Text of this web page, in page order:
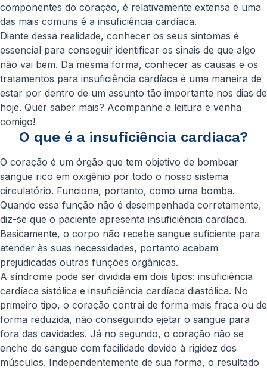
componentes do coração, é relativamente extensa e uma
das mais comuns é a insuficiência cardíaca.
Diante dessa realidade, conhecer os seus sintomas é
essencial para conseguir identificar os sinais de que algo
não vai bem. Da mesma forma, conhecer as causas e os
tratamentos para insuficiência cardíaca é uma maneira de
estar por dentro de um assunto tão importante nos dias de
hoje. Quer saber mais? Acompanhe a leitura e venha
comigo!
O que é a insuficiência cardíaca?
O coração é um órgão que tem objetivo de bombear
sangue rico em oxigênio por todo o nosso sistema
circulatório. Funciona, portanto, como uma bomba.
Quando essa função não é desempenhada corretamente,
diz-se que o paciente apresenta insuficiência cardíaca.
Basicamente, o corpo não recebe sangue suficiente para
atender às suas necessidades, portanto acabam
prejudicadas outras funções orgânicas.
A síndrome pode ser dividida em dois tipos: insuficiência
cardíaca sistólica e insuficiência cardíaca diastólica. No
primeiro tipo, o coração contrai de forma mais fraca ou de
forma reduzida, não conseguindo ejetar o sangue para
fora das cavidades. Já no segundo, o coração não se
enche de sangue com facilidade devido à rigidez dos
músculos. Independentemente de sua forma, o resultado